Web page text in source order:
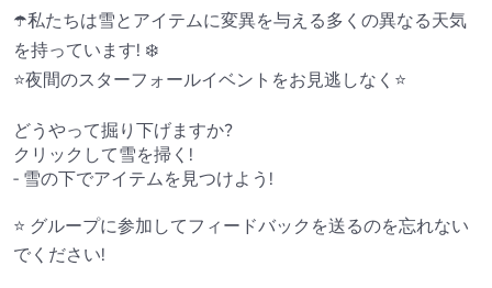
☂️私たちは雪とアイテムに変異を与える多くの異なる天気
を持っています! ❄️
⭐夜間のスターフォールイベントをお見逃しなく⭐
どうやって掘り下げますか?
クリックして雪を掃く!
- 雪の下でアイテムを見つけよう!
⭐ グループに参加してフィードバックを送るのを忘れない
でください!